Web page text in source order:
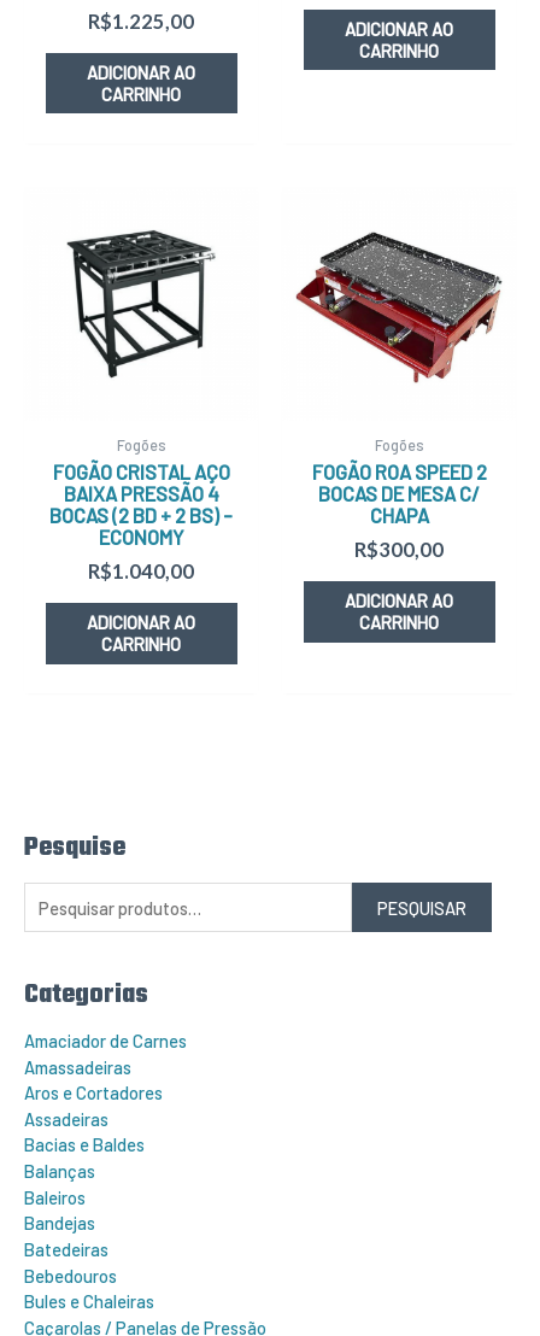
Pesquise
P
e
i
p
:
PESQUISAR
Categorias
Amaciador de Carnes
Amassadeiras
Aros e Cortadores
Assadeiras
Bacias e Baldes
Balanças
Baleiros
Bandejas
Batedeiras
Bebedouros
Bules e Chaleiras
Caçarolas / Panelas de Pressão
R$1.225,00
ADICIONAR AO
CARRINHO
ADICIONAR AO
CARRINHO
Fogões
FOGÃO CRISTAL AÇO
BAIXA PRESSÃO 4
BOCAS (2 BD + 2 BS) –
ECONOMY
R$1.040,00
ADICIONAR AO
CARRINHO
Fogões
FOGÃO ROA SPEED 2
BOCAS DE MESA C/
CHAPA
R$300,00
ADICIONAR AO
CARRINHO